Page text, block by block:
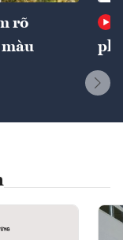
rõ
phí